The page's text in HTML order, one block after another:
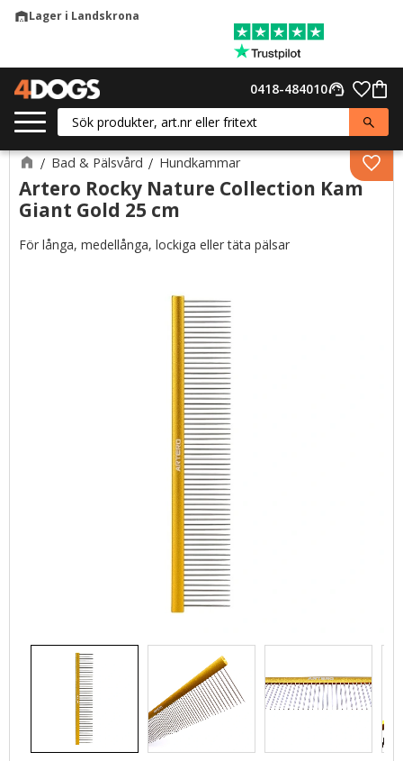
warehouseLager i Landskrona
support_agent
0418-484010
Bad & Pälsvård Hundkammar
Artero Rocky Nature Collection Kam
Giant Gold 25 cm
För långa, medellånga, lockiga eller täta pälsar